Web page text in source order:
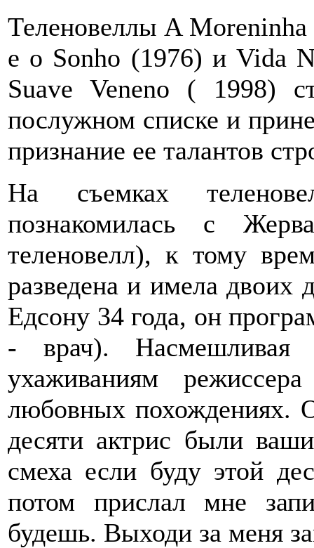
Теленовеллы A
e o Sonho (1976) и Vida
Suave Veneno ( 1998)
послужном списке и
признание ее талантов
На съемках
познакомилась с
теленовелл), к тому
разведена и имела двоих
Едсону 34 года, он
- врач). Насмешливая
ухаживаниям
любовных похождениях.
десяти актрис были
смеха если буду этой
потом прислал мне
будешь. Выходи за меня